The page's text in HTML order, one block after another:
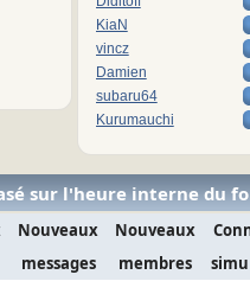
KiaN
vincz
Damien
subaru64
Kurumauchi
sur l'heure interne du
Nouveaux
messages
Nouveaux
membres